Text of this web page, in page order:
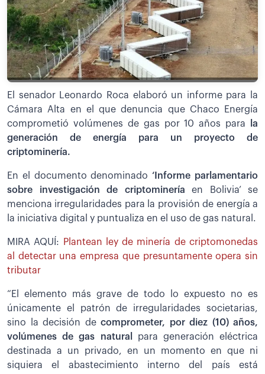
El senador Leonardo Roca elaboró un informe para la
Cámara Alta en el que denuncia que Chaco Energía
comprometió volúmenes de gas por 10 años para
la
generación de energía para un proyecto de
criptominería.
En el documento denominado ‘Informe parlamentario
sobre investigación de criptominería en Bolivia’ se
menciona irregularidades para la provisión de energía a
la iniciativa digital y puntualiza en el uso de gas natural.
MIRA AQUÍ:
Plantean ley de minería de criptomonedas
al detectar una empresa que presuntamente opera sin
tributar
“El elemento más grave de todo lo expuesto no es
únicamente el patrón de irregularidades societarias,
sino la decisión de comprometer, por diez (10) años,
volúmenes de gas natural para generación eléctrica
destinada a un privado, en un momento en que ni
siquiera el abastecimiento interno del país está